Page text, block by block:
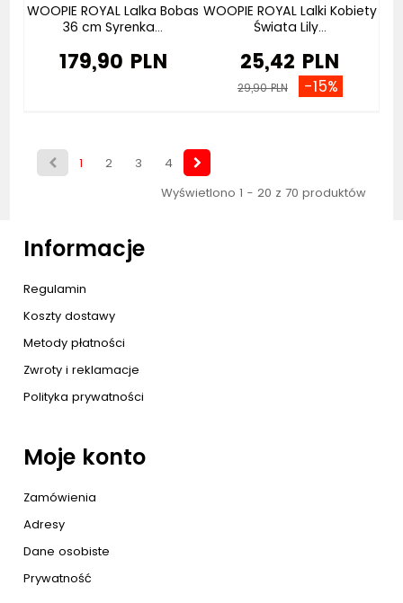
WOOPIE ROYAL Lalka Bobas
36 cm Syrenka...
179,90 PLN
WOOPIE ROYAL Lalki Kobiety
Świata Lily...
25,42 PLN
29,90 PLN -15%
1 2 3
4
Wyświetlono 1 - 20 z 70 produktów
Informacje
Regulamin
Koszty dostawy
Metody płatności
Zwroty i reklamacje
Polityka prywatności
Moje konto
Zamówienia
Adresy
Dane osobiste
Prywatność